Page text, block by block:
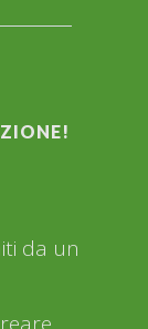
da un